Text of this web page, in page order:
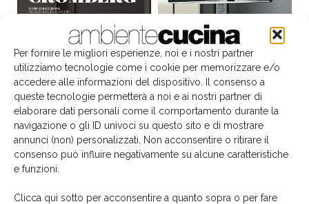
Per fornire le migliori esperienze, noi e i nostri partner
utilizziamo tecnologie come i cookie per memorizzare e/o
accedere alle informazioni del dispositivo. Il consenso a
queste tecnologie permetterà a noi e ai nostri partner di
elaborare dati personali come il comportamento durante la
navigazione o gli ID univoci su questo sito e di mostrare
annunci (non) personalizzati. Non acconsentire o ritirare il
consenso può influire negativamente su alcune caratteristiche
e funzioni.
Clicca qui sotto per acconsentire a quanto sopra o per fare